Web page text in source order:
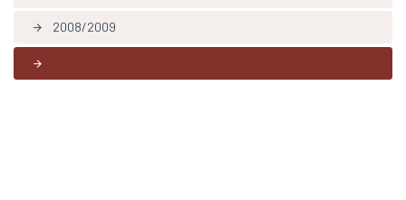
arrow_forward 2008/2009
arrow_forward